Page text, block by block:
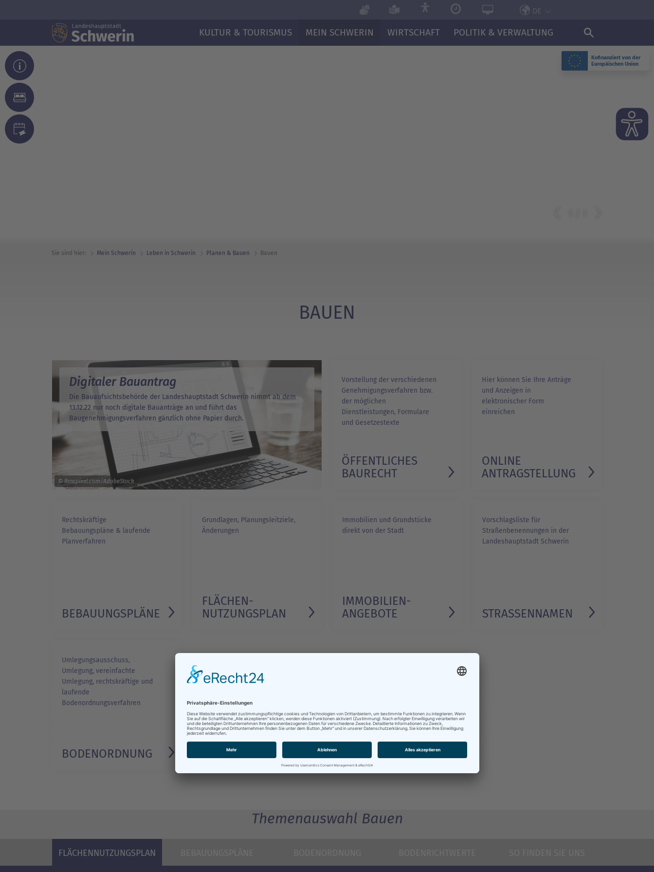
Kofinanziert von der
Europäischen Union
DE
KULTUR & TOURISMUS MEIN SCHWERIN WIRTSCHAFT POLITIK & VERWALTUNG
Sie sind hier: Mein Schwerin Leben in Schwerin Planen & Bauen Bauen
BAUEN
Digitaler Bauantrag
Die Bauaufsichtsbehörde der Landeshauptstadt Schwerin nimmt ab dem
13.12.22 nur noch digitale Bauanträge an und führt das
Baugenehmigungsverfahren gänzlich ohne Papier durch.
© Rawpixel.com/AdobeStock
ÖFFENTLICHES
BAURECHT
Vorstellung der verschiedenen
Genehmigungsverfahren bzw.
der möglichen
Dienstleistungen, Formulare
und Gesetzestexte
ONLINE
ANTRAGSTELLUNG
Hier können Sie Ihre Anträge
und Anzeigen in
elektronischer Form
einreichen
BEBAUUNGSPLÄNE
Rechtskräftige
Bebauungspläne & laufende
Planverfahren
FLÄCHEN­
NUTZUNGSPLAN
Grundlagen, Planungsleitziele,
Änderungen
IMMOBILIEN­
ANGEBOTE
Immobilien und Grundstücke
direkt von der Stadt
STRASSENNAMEN
Vorschlagsliste für
Straßenbenennungen in der
Landeshauptstadt Schwerin
BODEN­ORDNUNG
Umlegungsausschuss,
Umlegung, vereinfachte
Umlegung, rechtskräftige und
laufende
Bodenordnungsverfahren
Themenauswahl Bauen
FLÄCHENNUTZUNGSPLAN